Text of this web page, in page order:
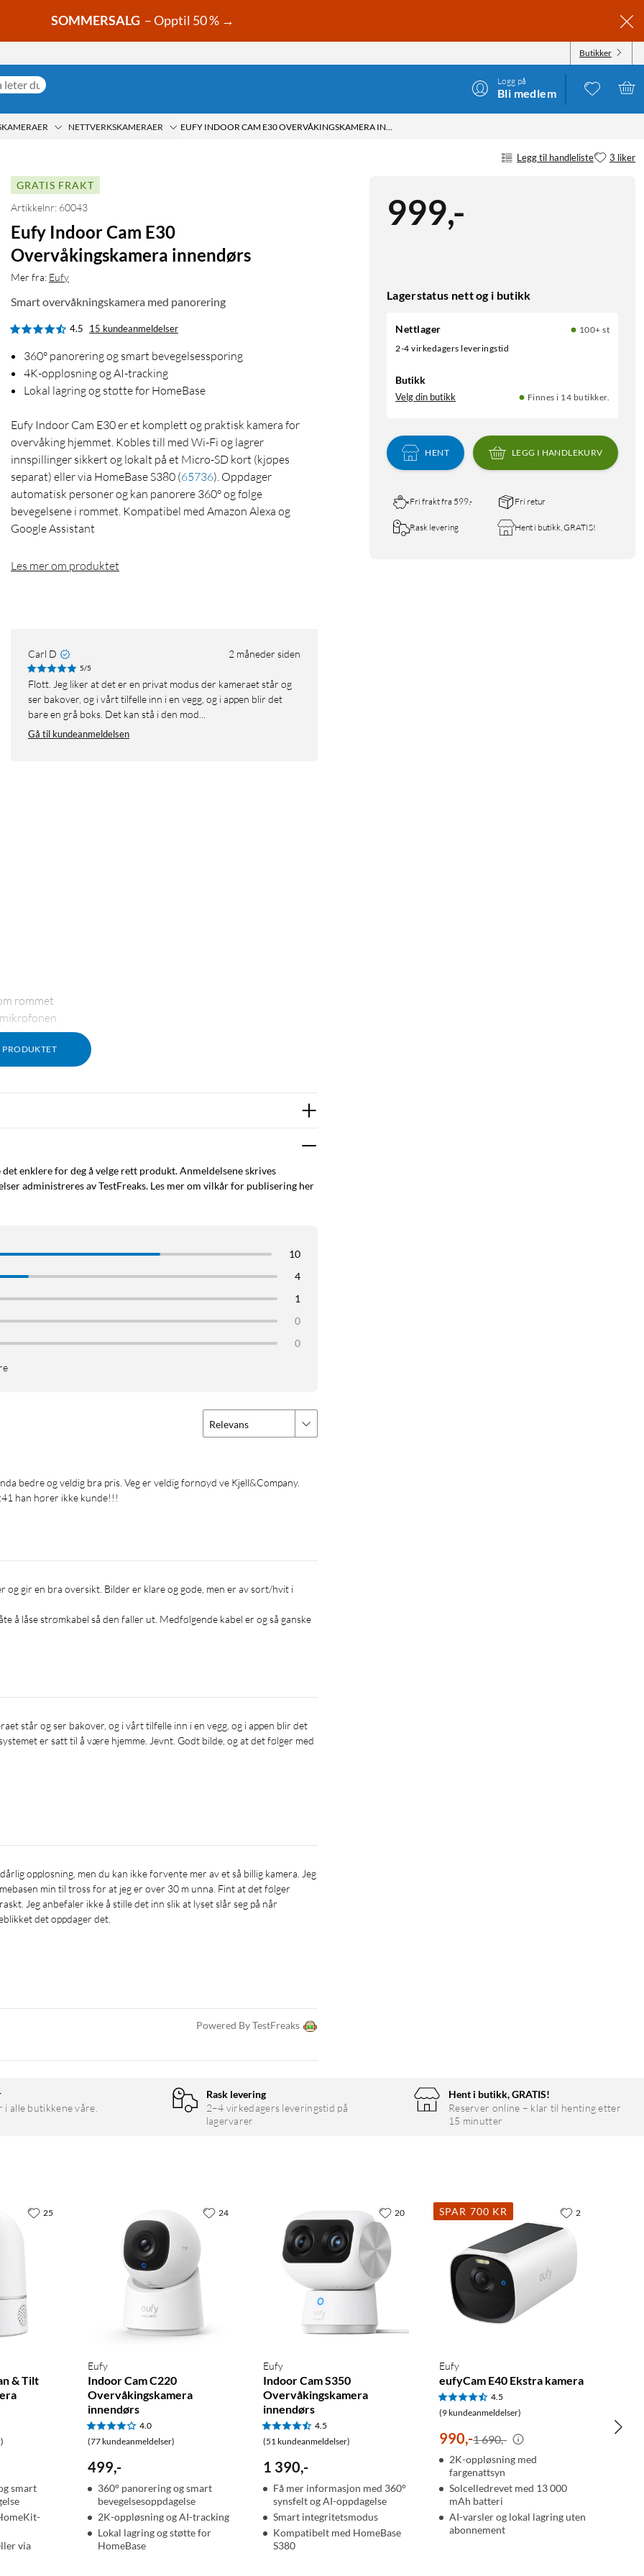
SOMMERSALG – Opptil 50 % →
Butikker
Logg på
Bli medlem
NETTVERKSKAMERAER EUFY INDOOR CAM E30 OVERVÅKINGSKAMERA INNENDØRS
Legg til handleliste 3 liker
999,-
Lagerstatus nett og i butikk
Nettlager
100+ st
2-4 virkedagers leveringstid
Butikk
Velg din butikk Finnes i 14 butikker.
HENT LEGG I HANDLEKURV
Fri frakt fra 599,- Fri retur
Rask levering Hent i butikk, GRATIS!
GRATIS FRAKT
Artikkelnr: 60043
Eufy Indoor Cam E30
Overvåkingskamera innendørs
Mer fra: Eufy
Smart overvåkningskamera med panorering
4.5 15 kundeanmeldelser
360­° panorering og smart bevegelsessporing
4K-oppløsning og AI-tracking
Lokal lagring og støtte for HomeBase
Eufy Indoor Cam E30 er et komplett og praktisk kamera for
overvåking hjemmet. Kobles till med Wi-Fi og lagrer
innspillinger sikkert og lokalt på et Micro-SD kort (kjøpes
separat) eller via HomeBase S380 (65736). Oppdager
automatisk personer og kan panorere 360° og følge
bevegelsene i rommet. Kompatibel med Amazon Alexa og
Google Assistant
Les mer om produktet
Carl D 2 måneder siden
5/5
Flott. Jeg liker at det er en privat modus der kameraet står og
ser bakover, og i vårt tilfelle inn i en vegg, og i appen blir det
bare en grå boks. Det kan stå i den mod...
Gå til kundeanmeldelsen
PRODUKTET
rommet
Assistant
lagring
og registrerer kun når en hendelse av interesse skjer. Med
og fremmede.
objektet. Panorer linsen 360° horisontalt eller tilt den 75°
to-veis kommunikasjon.
enklere for deg å velge rett produkt. Anmeldelsene skrives
administreres av TestFreaks. Les mer om vilkår for publisering her
10
4
1
0
0
Relevans
han hører ikke kunde!!!
å låse strømkabel så den faller ut. Medfølgende kabel er og så ganske
er satt til å være hjemme. Jevnt. Godt bilde, og at det følger med
min til tross for at jeg er over 30 m unna. Fint at det følger
Jeg anbefaler ikke å stille det inn slik at lyset slår seg på når
det oppdager det.
Powered By TestFreaks
i alle butikkene våre.
Rask levering
2–4 virkedagers leveringstid på
lagervarer
Hent i butikk, GRATIS!
Reserver online – klar til henting etter
15 minutter
& Tilt
smart
via
25
Eufy
Indoor Cam C220
Overvåkingskamera
innendørs
4.0
(77 kundeanmeldelser)
499,-
360° panorering og smart
bevegelsesoppdagelse
2K-oppløsning og AI-tracking
Lokal lagring og støtte for
HomeBase
24
Eufy
Indoor Cam S350
Overvåkingskamera
innendørs
4.5
(51 kundeanmeldelser)
1 390,-
Få mer informasjon med 360°
synsfelt og AI-oppdagelse
Smart integritetsmodus
Kompatibelt med HomeBase
S380
20 SPAR 700 KR
Eufy
eufyCam E40 Ekstra kamera
4.5
(9 kundeanmeldelser)
990,-1 690,-
2K-oppløsning med
fargenattsyn
Solcelledrevet med 13 000
mAh batteri
AI-varsler og lokal lagring uten
abonnement
2